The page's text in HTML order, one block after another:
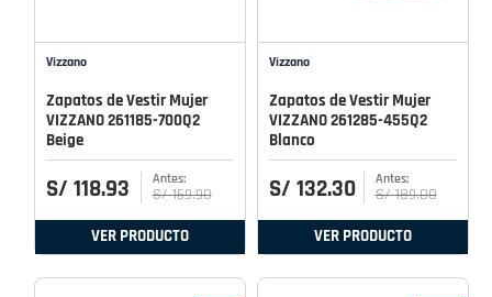
Vizzano
Zapatos de Vestir Mujer
VIZZANO 261185-700Q2
Beige
S/ 118.93 S/ 169.90
VER PRODUCTO
Vizzano
Zapatos de Vestir Mujer
VIZZANO 261285-455Q2
Blanco
S/ 132.30 S/ 189.00
VER PRODUCTO